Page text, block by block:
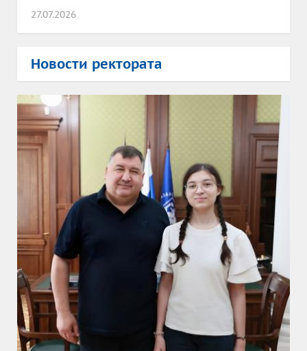
27.07.2026
Новости ректората